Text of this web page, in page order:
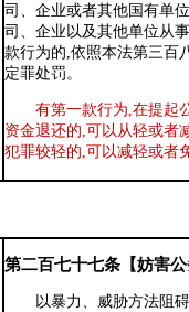
司、企业或者其他国有单
司、企业以及其他单位从
款行为的,依照本法第三百
定罪处罚。
有第一款行为,在提起
资金退还的,可以从轻或者
犯罪较轻的,可以减轻或者
第二百七十七条【妨害
以暴力、威胁方法阻